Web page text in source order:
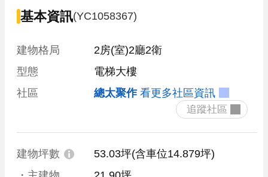
基本資訊(YC1058367)
建物格局
2房(室)2廳2衛
型態
電梯大樓
社區
總太聚作 看更多社區資訊
建物坪數 53.03坪(含車位14.879坪)